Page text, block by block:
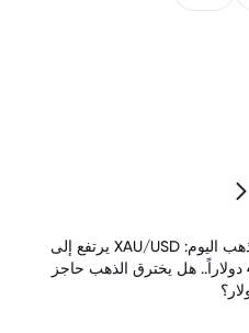
أسعار الذهب اليوم: XAU/USD يرتفع إلى
4,293.24 دولاراً.. هل يخترق الذهب حاجز